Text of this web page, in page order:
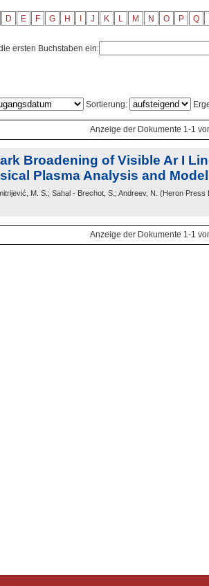
D E F G H J K L M N O P Q
ersten Buchstaben ein:
Sortierung:
Anzeige der Dokumente 1-1
Broadening of Visible Ar I
Plasma Analysis and
M. S.; Sahal - Brechot, S.; Andreev, N. (Heron Press
Anzeige der Dokumente 1-1